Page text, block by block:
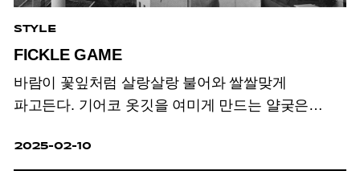
STYLE
FICKLE GAME
바람이 꽃잎처럼 살랑살랑 불어와 쌀쌀맞게
파고든다. 기어코 옷깃을 여미게 만드는 얄궂은
2025-02-10